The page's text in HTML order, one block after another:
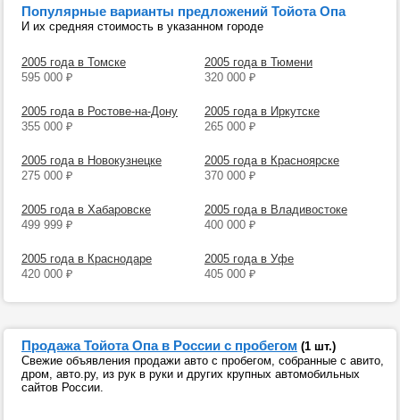
Популярные варианты предложений Тойота Опа
И их средняя стоимость в указанном городе
2005 года в Томске
595 000 ₽
2005 года в Тюмени
320 000 ₽
2005 года в Ростове-на-Дону
355 000 ₽
2005 года в Иркутске
265 000 ₽
2005 года в Новокузнецке
275 000 ₽
2005 года в Красноярске
370 000 ₽
2005 года в Хабаровске
499 999 ₽
2005 года в Владивостоке
400 000 ₽
2005 года в Краснодаре
420 000 ₽
2005 года в Уфе
405 000 ₽
Продажа Тойота Опа в России с пробегом (1 шт.)
Свежие объявления продажи авто с пробегом, собранные с авито,
дром, авто.ру, из рук в руки и других крупных автомобильных
сайтов России.